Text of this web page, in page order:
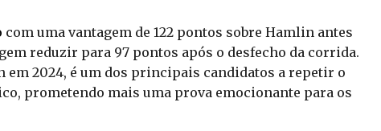
com uma vantagem de 122 pontos sobre Hamlin antes
reduzir para 97 pontos após o desfecho da corrida.
em 2024, é um dos principais candidatos a repetir o
prometendo mais uma prova emocionante para os